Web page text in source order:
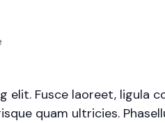
Fusce laoreet, ligula
quam ultricies.